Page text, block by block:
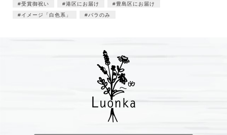
受賞御祝い
港区にお届け
豊島区にお届け
イメージ「白色系」
バラのみ